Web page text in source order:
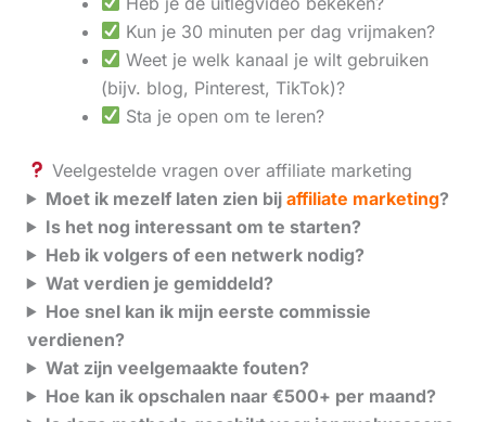
Kun je 30 minuten per dag vrijmaken?
Weet je welk kanaal je wilt gebruiken
(bijv. blog, Pinterest, TikTok)?
Sta je open om te leren?
Veelgestelde vragen over affiliate marketing
Moet ik mezelf laten zien bij affiliate marketing?
Is het nog interessant om te starten?
Heb ik volgers of een netwerk nodig?
Wat verdien je gemiddeld?
Hoe snel kan ik mijn eerste commissie
verdienen?
Wat zijn veelgemaakte fouten?
Hoe kan ik opschalen naar €500+ per maand?